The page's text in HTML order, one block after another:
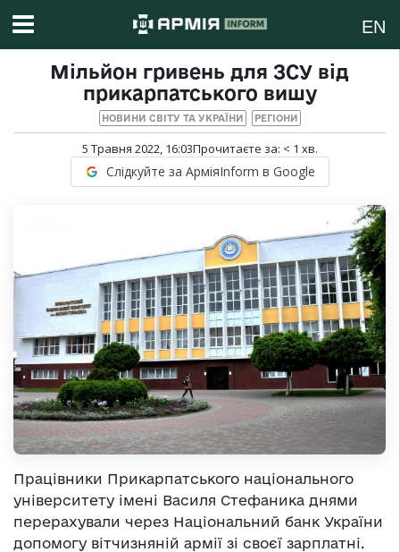
EN
Мільйон гривень для ЗСУ від
прикарпатського вишу
НОВИНИ СВІТУ ТА УКРАЇНИ РЕГІОНИ
5 Травня 2022, 16:03Прочитаєте за: < 1 хв.
Слідкуйте за АрміяInform в Google
Працівники Прикарпатського національного
університету імені Василя Стефаника днями
перерахували через Національний банк України
допомогу вітчизняній армії зі своєї зарплатні.